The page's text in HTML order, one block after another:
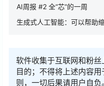
AI周报 #2 全“芯”的一周
生成式人工智能：可以帮助
软件收集于互联网和粉
目的；不得将上述内容
则，一切后果请用户自负。